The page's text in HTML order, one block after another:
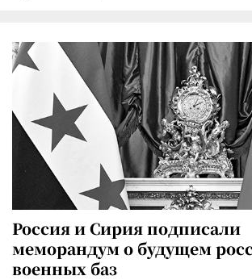
Россия и Сирия подписали
меморандум о будущем
военных баз